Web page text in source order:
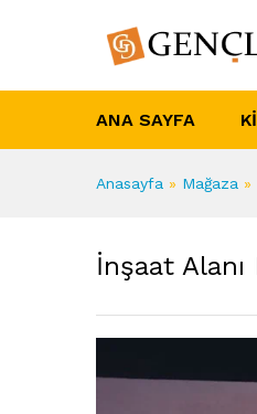
ANA SAYFA
Anasayfa » Mağaza »
İnşaat Alanı